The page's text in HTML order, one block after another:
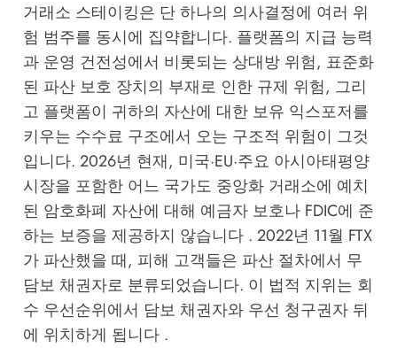
거래소 스테이킹은 단 하나의 의사결정에 여러 위
험 범주를 동시에 집약합니다. 플랫폼의 지급 능력
과 운영 건전성에서 비롯되는 상대방 위험, 표준화
된 파산 보호 장치의 부재로 인한 규제 위험, 그리
고 플랫폼이 귀하의 자산에 대한 보유 익스포저를
키우는 수수료 구조에서 오는 구조적 위험이 그것
입니다. 2026년 현재, 미국·EU·주요 아시아태평양
시장을 포함한 어느 국가도 중앙화 거래소에 예치
된 암호화폐 자산에 대해 예금자 보호나 FDIC에 준
하는 보증을 제공하지 않습니다 . 2022년 11월 FTX
가 파산했을 때, 피해 고객들은 파산 절차에서 무
담보 채권자로 분류되었습니다. 이 법적 지위는 회
수 우선순위에서 담보 채권자와 우선 청구권자 뒤
에 위치하게 됩니다 .